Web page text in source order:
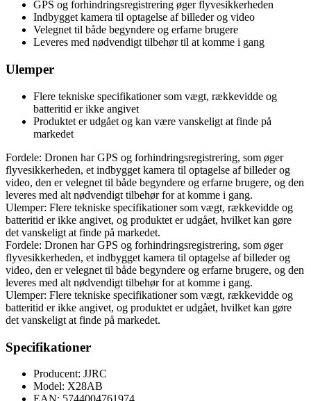
GPS og forhindringsregistrering øger flyvesikkerheden
Indbygget kamera til optagelse af billeder og video
Velegnet til både begyndere og erfarne brugere
Leveres med nødvendigt tilbehør til at komme i gang
Ulemper
Flere tekniske specifikationer som vægt, rækkevidde og
batteritid er ikke angivet
Produktet er udgået og kan være vanskeligt at finde på
markedet
Fordele: Dronen har GPS og forhindringsregistrering, som øger
flyvesikkerheden, et indbygget kamera til optagelse af billeder og
video, den er velegnet til både begyndere og erfarne brugere, og den
leveres med alt nødvendigt tilbehør for at komme i gang.
Ulemper: Flere tekniske specifikationer som vægt, rækkevidde og
batteritid er ikke angivet, og produktet er udgået, hvilket kan gøre
det vanskeligt at finde på markedet.
Fordele: Dronen har GPS og forhindringsregistrering, som øger
flyvesikkerheden, et indbygget kamera til optagelse af billeder og
video, den er velegnet til både begyndere og erfarne brugere, og den
leveres med alt nødvendigt tilbehør for at komme i gang.
Ulemper: Flere tekniske specifikationer som vægt, rækkevidde og
batteritid er ikke angivet, og produktet er udgået, hvilket kan gøre
det vanskeligt at finde på markedet.
Specifikationer
Producent: JJRC
Model: X28AB